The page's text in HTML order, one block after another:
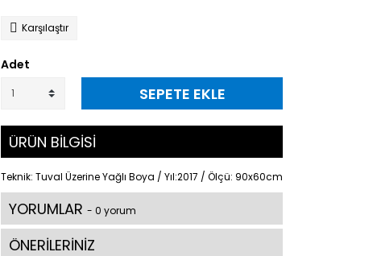
Karşılaştır
Adet
SEPETE EKLE
ÜRÜN BİLGİSİ
Teknik: Tuval Üzerine Yağlı Boya / Yıl:2017 / Ölçü: 90x60cm
YORUMLAR - 0 yorum
ÖNERİLERİNİZ